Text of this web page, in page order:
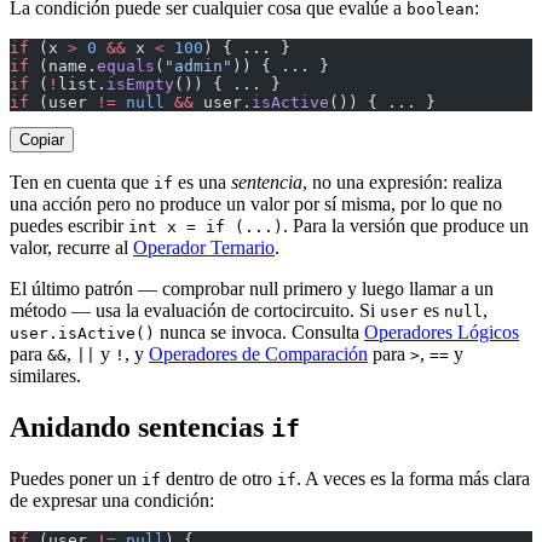
La condición puede ser cualquier cosa que evalúe a boolean:
if (x > 0 && x < 100 ) { ... }
if (name. equals ( "admin" )) { ... }
if ( ! list. isEmpty()) { ... }
if (user != null && user. isActive ()) { ... }
Copiar
Ten en cuenta que if es una sentencia, no una expresión: realiza
una acción pero no produce un valor por sí misma, por lo que no
puedes escribir int x = if (...) . Para la versión que produce un
valor, recurre al Operador Ternario.
El último patrón — comprobar null primero y luego llamar a un
método — usa la evaluación de cortocircuito. Si user es null ,
user.isActive() nunca se invoca. Consulta Operadores Lógicos
para &&, y ! , y Operadores de Comparación para >, == y
similares.
Anidando sentencias if
Puedes poner un if dentro de otro if. A veces es la forma más clara
de expresar una condición: